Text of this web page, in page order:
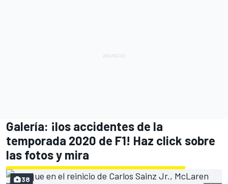
Galería: ¡los accidentes de la
temporada 2020 de F1! Haz click sobre
las fotos y mira
38